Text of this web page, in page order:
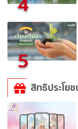
5
สิทธิประโย